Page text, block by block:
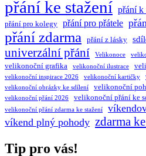
přání ke stažení přání k
přání pro kolegy přání pro přátele
přání zdarma přání z lásky
univerzální přání Velikonoce
velikonoční grafika velikonoční ilustrace
velikonoční inspirace 2026 velikonoční kartičky
velikonoční obrázky ke sdílení velikonoční
velikonoční přání 2026 velikonoční přání ke
velikonoční přání zdarma ke stažení
víkend plný pohody zdarma
Tip pro vás!